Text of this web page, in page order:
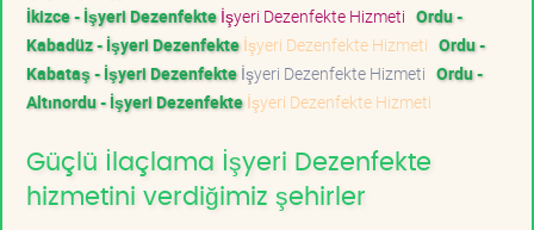
İkizce - İşyeri Dezenfekteİşyeri Dezenfekte Hizmeti Ordu -
Kabadüz - İşyeri Dezenfekteİşyeri Dezenfekte Hizmeti Ordu -
Kabataş - İşyeri Dezenfekteİşyeri Dezenfekte Hizmeti Ordu -
Altınordu - İşyeri Dezenfekteİşyeri Dezenfekte Hizmeti
Güçlü İlaçlama İşyeri Dezenfekte
hizmetini verdiğimiz şehirler